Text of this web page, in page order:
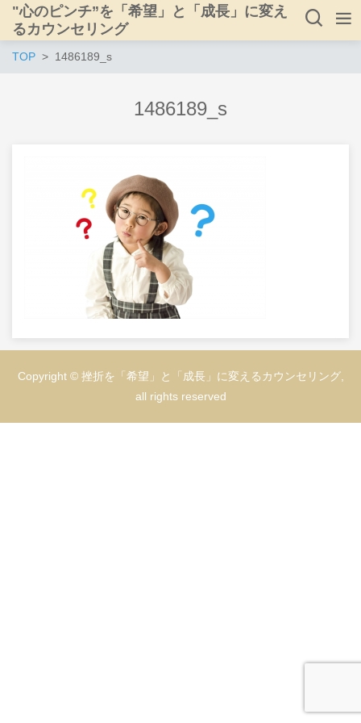
"心のピンチ”を「希望」と「成長」に変え
るカウンセリング
TOP 1486189_s
1486189_s
Copyright © 挫折を「希望」と「成長」に変えるカウンセリング,
all rights reserved